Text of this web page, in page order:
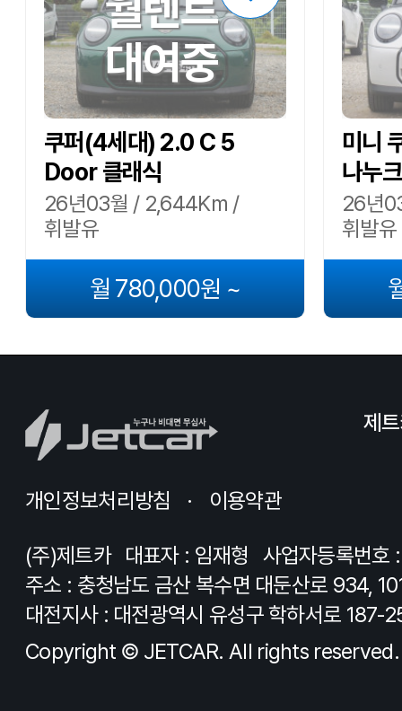
대여중
쿠퍼(4세대) 2.0 C 5
Door 클래식
26년03월 / 2,644Km /
휘발유
월 780,000원 ~
미니
나누
26년
휘발유
제
개인정보처리방침 이용약관
(주)제트카 대표자 : 임재형
사업자등록번
주소 : 충청남도 금산 복수면 대둔산로 934,
대전지사 : 대전광역시 유성구 학하서로 187-
Copyright © JETCAR. All rights reserved.